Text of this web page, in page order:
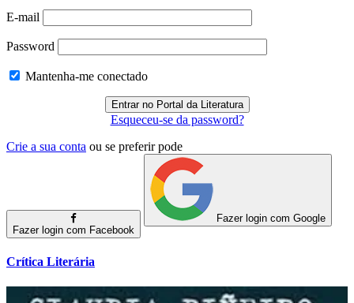
E-mail
Password
Mantenha-me conectado
Esqueceu-se da password?
Crie a sua conta ou se preferir pode
Fazer login com Facebook
Fazer login com Google
Crítica Literária